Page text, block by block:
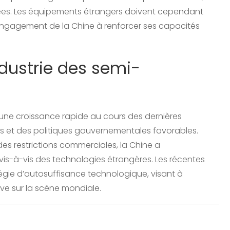
Les équipements étrangers doivent cependant
de la Chine à renforcer ses capacités
des semi-
croissance rapide au cours des dernières
et des politiques gouvernementales favorables.
restrictions commerciales, la Chine a
à-vis des technologies étrangères. Les récentes
d’autosuffisance technologique, visant à
sur la scène mondiale.